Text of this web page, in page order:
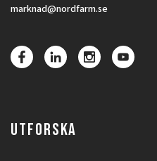
marknad@nordfarm.se
UTFORSKA